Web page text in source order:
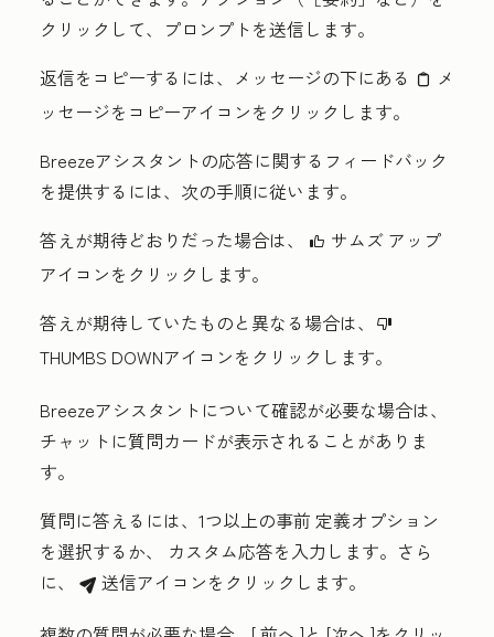
クリックして、プロンプトを送信します。
返信をコピーするには、メッセージの下にある
clipboardIcon メ
ッセージをコピーアイコンをクリックします。
Breezeアシスタントの応答に関するフィードバック
を提供するには、次の手順に従います。
答えが期待どおりだった場合は、
thumbsUpIcon サムズ アップ
アイコンをクリックします。
答えが期待していたものと異なる場合は、
thumbsDownIcon
THUMBS DOWNアイコンをクリックします。
Breezeアシスタントについて確認が必要な場合は、
チャットに質問カードが表示されることがありま
す。
質問に答えるには、1つ以上の事前 定義オプション
を選択するか、 カスタム応答を入力します。さら
に、
breezeSendIcon 送信アイコンをクリックします。